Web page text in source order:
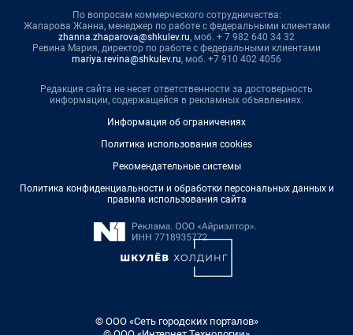
По вопросам коммерческого сотрудничества:
Жапарова Жанна, менеджер по работе с федеральными клиентами
zhanna.zhaparova@shkulev.ru, моб. + 7 982 640 34 32
Ревина Мария, директор по работе с федеральными клиентами
mariya.revina@shkulev.ru, моб. +7 910 402 4056
Редакция сайта не несет ответственности за достоверность
информации, содержащейся в рекламных объявлениях.
Информация об ограничениях
Политика использования cookies
Рекомендательные системы
Политика конфиденциальности и обработки персональных данных и
правила использования сайта
© ООО «Сеть городских порталов»